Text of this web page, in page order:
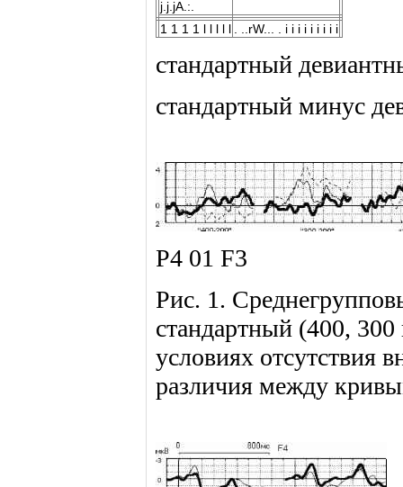
j.j.jA.:.
1 1 1 1 l l l l l
. ..rW... . i i i i i i i i i
стандартный
стандартный минус
Р4 01 F3
Рис. 1.
стандартный (400,
условиях отсутствия
различия между